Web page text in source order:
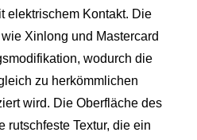
elektrischem Kontakt. Die
Xinlong und Mastercard
wodurch die
zu herkömmlichen
wird. Die Oberfläche des
rutschfeste Textur, die ein